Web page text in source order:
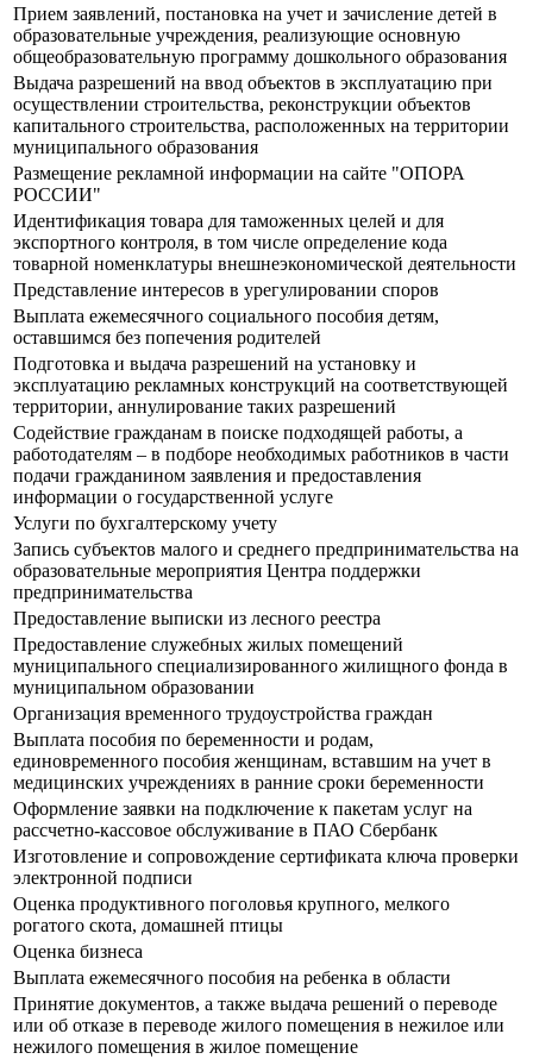
Прием заявлений, постановка на учет и зачисление детей в
образовательные учреждения, реализующие основную
общеобразовательную программу дошкольного образования
Выдача разрешений на ввод объектов в эксплуатацию при
осуществлении строительства, реконструкции объектов
капитального строительства, расположенных на территории
муниципального образования
Размещение рекламной информации на сайте "ОПОРА
РОССИИ"
Идентификация товара для таможенных целей и для
экспортного контроля, в том числе определение кода
товарной номенклатуры внешнеэкономической деятельности
Представление интересов в урегулировании споров
Выплата ежемесячного социального пособия детям,
оставшимся без попечения родителей
Подготовка и выдача разрешений на установку и
эксплуатацию рекламных конструкций на соответствующей
территории, аннулирование таких разрешений
Содействие гражданам в поиске подходящей работы, а
работодателям – в подборе необходимых работников в части
подачи гражданином заявления и предоставления
информации о государственной услуге
Услуги по бухгалтерскому учету
Запись субъектов малого и среднего предпринимательства на
образовательные мероприятия Центра поддержки
предпринимательства
Предоставление выписки из лесного реестра
Предоставление служебных жилых помещений
муниципального специализированного жилищного фонда в
муниципальном образовании
Организация временного трудоустройства граждан
Выплата пособия по беременности и родам,
единовременного пособия женщинам, вставшим на учет в
медицинских учреждениях в ранние сроки беременности
Оформление заявки на подключение к пакетам услуг на
рассчетно-кассовое обслуживание в ПАО Сбербанк
Изготовление и сопровождение сертификата ключа проверки
электронной подписи
Оценка продуктивного поголовья крупного, мелкого
рогатого скота, домашней птицы
Оценка бизнеса
Выплата ежемесячного пособия на ребенка в области
Принятие документов, а также выдача решений о переводе
или об отказе в переводе жилого помещения в нежилое или
нежилого помещения в жилое помещение